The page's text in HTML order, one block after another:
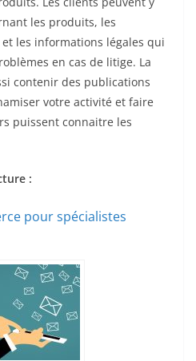
les produits, les
les informations légales qui
en cas de litige. La
contenir des publications
votre activité et faire
puissent connaitre les
:
pour spécialistes